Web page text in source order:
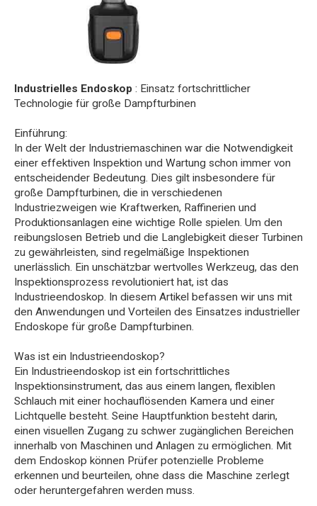
Industrielles Endoskop : Einsatz fortschrittlicher
Technologie für große Dampfturbinen
Einführung:
In der Welt der Industriemaschinen war die Notwendigkeit
einer effektiven Inspektion und Wartung schon immer von
entscheidender Bedeutung. Dies gilt insbesondere für
große Dampfturbinen, die in verschiedenen
Industriezweigen wie Kraftwerken, Raffinerien und
Produktionsanlagen eine wichtige Rolle spielen. Um den
reibungslosen Betrieb und die Langlebigkeit dieser Turbinen
zu gewährleisten, sind regelmäßige Inspektionen
unerlässlich. Ein unschätzbar wertvolles Werkzeug, das den
Inspektionsprozess revolutioniert hat, ist das
Industrieendoskop. In diesem Artikel befassen wir uns mit
den Anwendungen und Vorteilen des Einsatzes industrieller
Endoskope für große Dampfturbinen.
Was ist ein Industrieendoskop?
Ein Industrieendoskop ist ein fortschrittliches
Inspektionsinstrument, das aus einem langen, flexiblen
Schlauch mit einer hochauflösenden Kamera und einer
Lichtquelle besteht. Seine Hauptfunktion besteht darin,
einen visuellen Zugang zu schwer zugänglichen Bereichen
innerhalb von Maschinen und Anlagen zu ermöglichen. Mit
dem Endoskop können Prüfer potenzielle Probleme
erkennen und beurteilen, ohne dass die Maschine zerlegt
oder heruntergefahren werden muss.